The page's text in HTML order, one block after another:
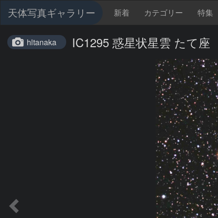
天体写真ギャラリー 新着 カテゴリー 特集
hltanaka IC1295 惑星状星雲 たて座